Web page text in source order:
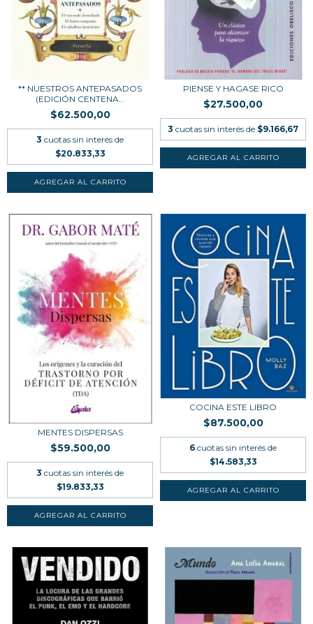
** NUESTROS ANTEPASADOS
(EDICIÓN CENTENA...
$62.500,00
3 cuotas sin interés de
$20.833,33
PIENSE Y HAGASE RICO
$27.500,00
3 cuotas sin interés de $9.166,67
MENTES DISPERSAS
$59.500,00
3 cuotas sin interés de
$19.833,33
COCINA ESTE LIBRO
$87.500,00
6 cuotas sin interés de
$14.583,33